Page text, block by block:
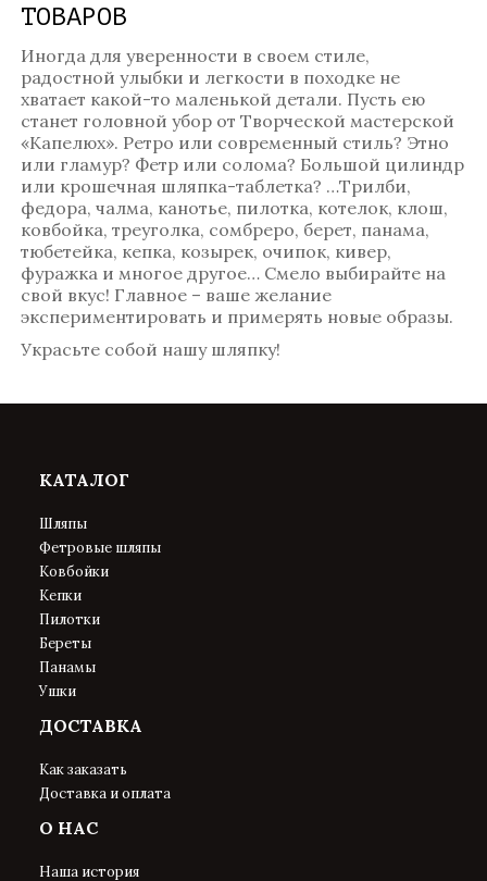
ТОВАРОВ
Иногда для уверенности в своем стиле,
радостной улыбки и легкости в походке не
хватает какой-то маленькой детали. Пусть ею
станет головной убор от Творческой мастерской
«Капелюх». Ретро или современный стиль? Этно
или гламур? Фетр или солома? Большой цилиндр
или крошечная шляпка-таблетка? …Трилби,
федора, чалма, канотье, пилотка, котелок, клош,
ковбойка, треуголка, сомбреро, берет, панама,
тюбетейка, кепка, козырек, очипок, кивер,
фуражка и многое другое… Смело выбирайте на
свой вкус! Главное – ваше желание
экспериментировать и примерять новые образы.
Украсьте собой нашу шляпку!
КАТАЛОГ
Шляпы
Фетровые шляпы
Ковбойки
Кепки
Пилотки
Береты
Панамы
Ушки
ДОСТАВКА
Как заказать
Доставка и оплата
О НАС
Наша история